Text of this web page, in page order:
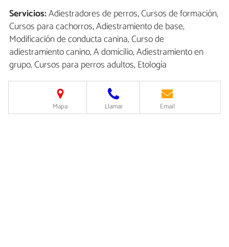
Servicios:Adiestradores de perros, Cursos de formación,
Cursos para cachorros, Adiestramiento de base,
Modificación de conducta canina, Curso de
adiestramiento canino, A domicilio, Adiestramiento en
grupo, Cursos para perros adultos, Etología
Mapa Llamar Email